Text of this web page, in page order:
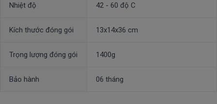
Nhiệt độ 42 - 60 độ C
Kích thước đóng gói 13x14x36 cm
Trọng lượng đóng gói 1400g
Bảo hành 06 tháng